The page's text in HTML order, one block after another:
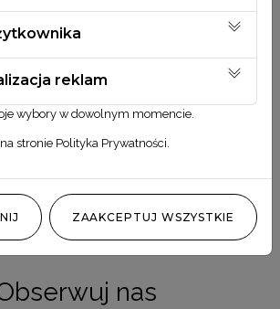
nas
reklam
wybory w dowolnym momencie.
stronie Polityka Prywatności
ZAAKCEPTUJ WSZYSTKIE